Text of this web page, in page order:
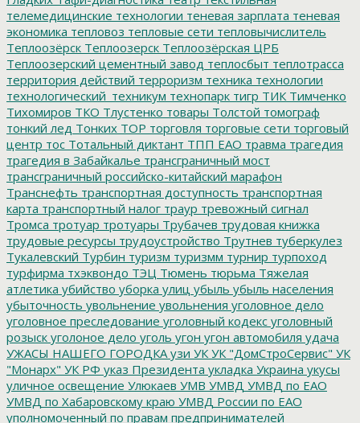
телемедицинские технологии теневая зарплата теневая
экономика тепловоз тепловые сети тепловычислитель
Теплоозёрск Теплоозерск Теплоозёрская ЦРБ
Теплоозерский цементный завод теплосбыт теплотрасса
территория действий терроризм техника технологии
технологический_техникум технопарк тигр ТИК Тимченко
Тихомиров ТКО Тлустенко товары Толстой томограф
тонкий лед Тонких ТОР торговля торговые сети торговый
центр тос Тотальный диктант ТПП ЕАО травма трагедия
трагедия в Забайкалье трансграничный мост
трансграничный российско-китайский марафон
Транснефть транспортная доступность транспортная
карта транспортный налог траур тревожный сигнал
Тромса тротуар тротуары Трубачев трудовая книжка
трудовые ресурсы трудоустройство Трутнев туберкулез
Тукалевский Турбин туризм туризмм турнир турпоход
турфирма тхэквондо ТЭЦ Тюмень тюрьма Тяжелая
атлетика убийство уборка улиц убыль убыль населения
убыточность увольнение увольнения уголовное дело
уголовное преследование уголовный кодекс уголовный
розыск уголоное дело уголь угон угон автомобиля удача
УЖАСЫ НАШЕГО ГОРОДКА узи УК УК "ДомСтроСервис" УК
"Монарх" УК РФ указ Президента укладка Украина укусы
уличное освещение Улюкаев УМВ УМВД УМВД по ЕАО
УМВД по Хабаровскому краю УМВД России по ЕАО
уполномоченный по правам предпринимателей